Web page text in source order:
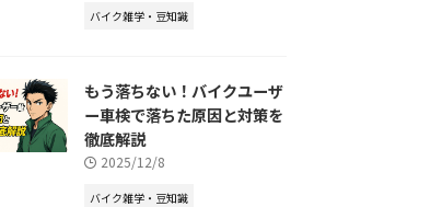
バイク雑学・豆知識
もう落ちない！バイクユーザ
ー車検で落ちた原因と対策を
徹底解説
2025/12/8
バイク雑学・豆知識